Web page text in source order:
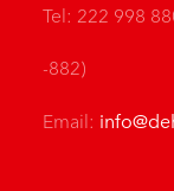
Tel: 222 998
-882)
Email: